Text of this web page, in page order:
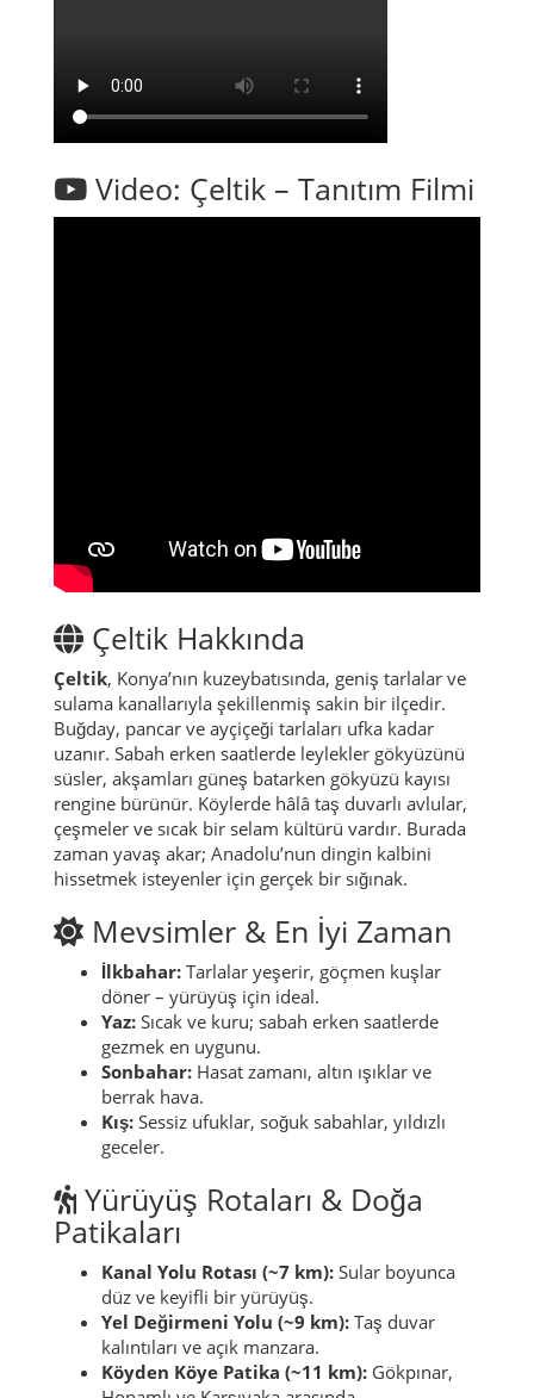
Video: Çeltik – Tanıtım Filmi
Çeltik Hakkında
Çeltik, Konya’nın kuzeybatısında, geniş tarlalar ve
sulama kanallarıyla şekillenmiş sakin bir ilçedir.
Buğday, pancar ve ayçiçeği tarlaları ufka kadar
uzanır. Sabah erken saatlerde leylekler gökyüzünü
süsler, akşamları güneş batarken gökyüzü kayısı
rengine bürünür. Köylerde hâlâ taş duvarlı avlular,
çeşmeler ve sıcak bir selam kültürü vardır. Burada
zaman yavaş akar; Anadolu’nun dingin kalbini
hissetmek isteyenler için gerçek bir sığınak.
Mevsimler & En İyi Zaman
İlkbahar: Tarlalar yeşerir, göçmen kuşlar
döner – yürüyüş için ideal.
Yaz: Sıcak ve kuru; sabah erken saatlerde
gezmek en uygunu.
Sonbahar: Hasat zamanı, altın ışıklar ve
berrak hava.
Kış: Sessiz ufuklar, soğuk sabahlar, yıldızlı
geceler.
Yürüyüş Rotaları & Doğa
Patikaları
Kanal Yolu Rotası (~7 km): Sular boyunca
düz ve keyifli bir yürüyüş.
Yel Değirmeni Yolu (~9 km): Taş duvar
kalıntıları ve açık manzara.
Köyden Köye Patika (~11 km): Gökpınar,